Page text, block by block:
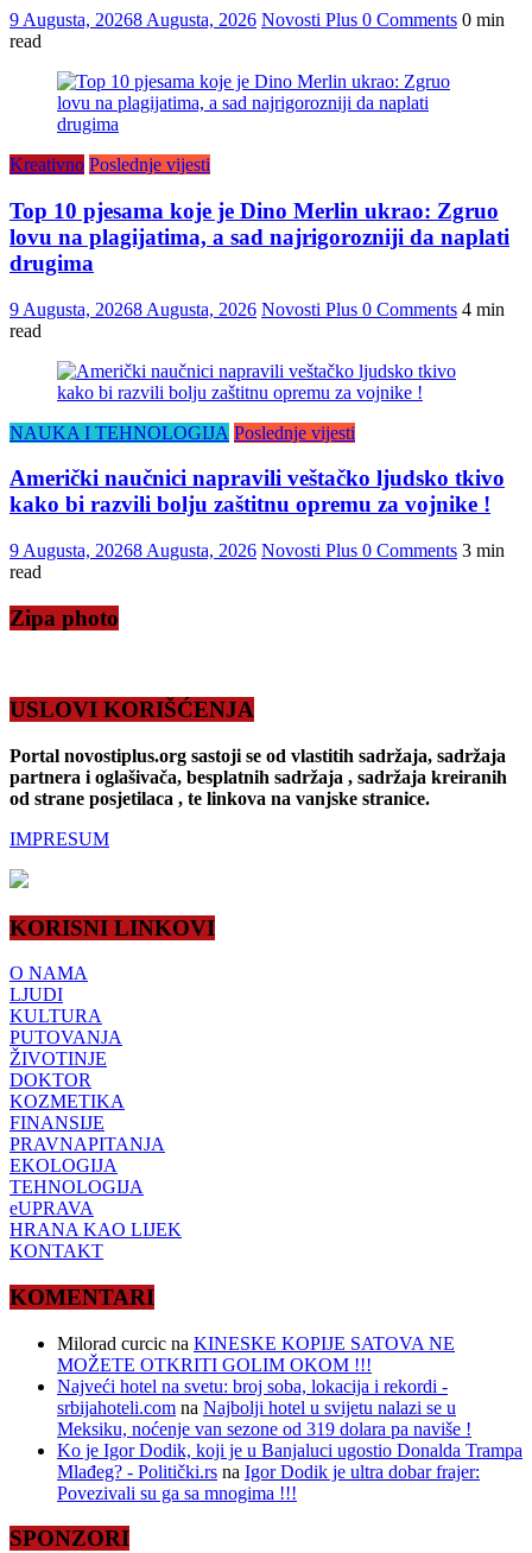
9 Augusta, 20268 Augusta, 2026 Novosti Plus 0 Comments 0 min
read
Kreativno Poslednje vijesti
Top 10 pjesama koje je Dino Merlin ukrao: Zgruo
lovu na plagijatima, a sad najrigorozniji da naplati
drugima
9 Augusta, 20268 Augusta, 2026 Novosti Plus 0 Comments 4 min
read
NAUKA I TEHNOLOGIJA Poslednje vijesti
Američki naučnici napravili veštačko ljudsko tkivo
kako bi razvili bolju zaštitnu opremu za vojnike !
9 Augusta, 20268 Augusta, 2026 Novosti Plus 0 Comments 3 min
read
Zipa photo
USLOVI KORIŠĆENJA
Portal novostiplus.org sastoji se od vlastitih sadržaja, sadržaja
partnera i oglašivača, besplatnih sadržaja , sadržaja kreiranih
od strane posjetilaca , te linkova na vanjske stranice.
IMPRESUM
KORISNI LINKOVI
O NAMA
LJUDI
KULTURA
PUTOVANJA
ŽIVOTINJE
DOKTOR
KOZMETIKA
FINANSIJE
PRAVNAPITANJA
EKOLOGIJA
TEHNOLOGIJA
eUPRAVA
HRANA KAO LIJEK
KONTAKT
KOMENTARI
Milorad curcic na KINESKE KOPIJE SATOVA NE
MOŽETE OTKRITI GOLIM OKOM !!!
Najveći hotel na svetu: broj soba, lokacija i rekordi -
srbijahoteli.com na Najbolji hotel u svijetu nalazi se u
Meksiku, noćenje van sezone od 319 dolara pa naviše !
Ko je Igor Dodik, koji je u Banjaluci ugostio Donalda Trampa
Mlađeg? - Politički.rs na Igor Dodik je ultra dobar frajer:
Povezivali su ga sa mnogima !!!
SPONZORI